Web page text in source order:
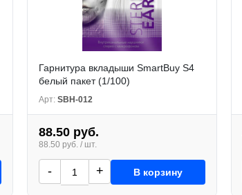
Гарнитура вкладыши SmartBuy S4
белый пакет (1/100)
Арт: SBH-012
88.50 руб.
88.50 руб. / шт.
- + В корзину